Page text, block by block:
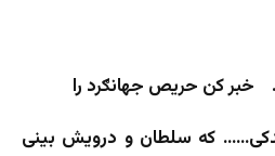
خبر کن حریص جهانګرد را
که سلطان و درویش بینی